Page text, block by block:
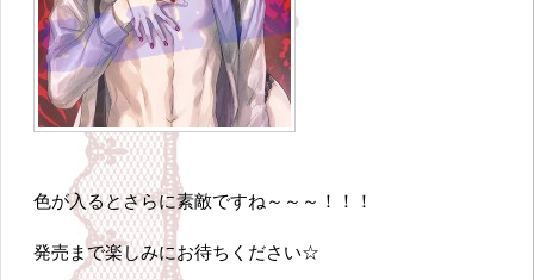
色が入るとさらに素敵ですね～～～！！！
発売まで楽しみにお待ちください☆